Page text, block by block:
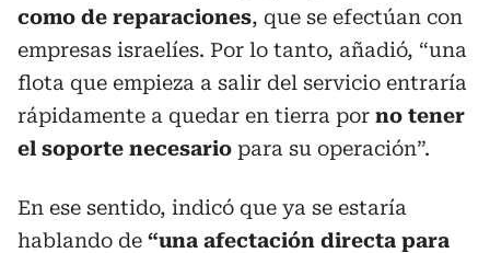
como de reparaciones, que se efectúan con
empresas israelíes. Por lo tanto, añadió, “una
flota que empieza a salir del servicio entraría
rápidamente a quedar en tierra por no tener
el soporte necesario para su operación”.
En ese sentido, indicó que ya se estaría
hablando de “una afectación directa para